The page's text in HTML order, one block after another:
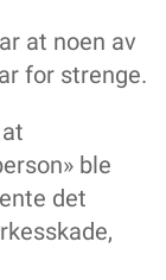
at noen av
for strenge.
ble
det